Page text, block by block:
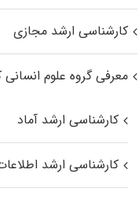
کارشناسی ارشد مجازی
معرفی گروه علوم
کارشناسی ارشد آماد
کارشناسی ارشد